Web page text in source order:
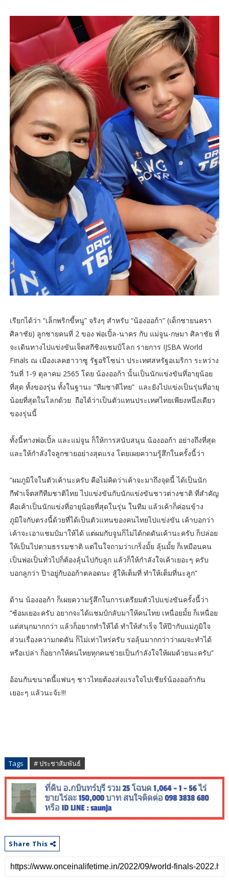
เรียกได้ว่า “เล็กพริกขี้หนู” จริงๆ สำหรับ “น้องออก้า” (เด็กชายนครา
ศิลาชัย) ลูกชายคนที่ 2 ของ พ่อเปิ้ล-นาคร กับ แม่จูน-กษมา ศิลาชัย ที่
จะเดินทางไปแข่งขันเจ็ตสกีชิงแชมป์โลก รายการ IJSBA World
Finals ณ เมืองเลคฮาวาซู รัฐอริโซน่า ประเทศสหรัฐอเมริกา ระหว่าง
วันที่ 1-9 ตุลาคม 2565 โดย น้องออก้า นั้นเป็นนักแข่งขันที่อายุน้อย
ที่สุด ทั้งของรุ่น ทั้งในฐานะ “ทีมชาติไทย” และยังไปแข่งเป็นรุ่นที่อายุ
น้อยที่สุดในโลกด้วย ถือได้ว่าเป็นตัวแทนประเทศไทยเพียงหนึ่งเดียว
ของรุ่นนี้
ทั้งนี้ทางพ่อเปิ้ล และแม่จูน ก็ให้การสนับสนุน น้องออก้า อย่างถึงที่สุด
และให้กำลังใจลูกชายอย่างสุดแรง โดยเผยความรู้สึกในครั้งนี้ว่า
“ผมภูมิใจในตัวเค้านะครับ คือไม่คิดว่าเค้าจะมาถึงจุดนี้ ได้เป็นนัก
กีฬาเจ็ตสกีทีมชาติไทย ไปแข่งขันกับนักแข่งขันชาวต่างชาติ ที่สำคัญ
คือเค้าเป็นนักแข่งที่อายุน้อยที่สุดในรุ่น ในทีม แล้วเค้าก็ค่อนข้าง
ภูมิใจกับตรงนี้ด้วยที่ได้เป็นตัวแทนของคนไทยไปแข่งขัน เค้าบอกว่า
เค้าจะเอาแชมป์มาให้ได้ แต่ผมกับจูนก็ไม่ได้กดดันเค้านะครับ ก็ปล่อย
ให้เป็นไปตามธรรมชาติ แต่ในใจถามว่าเกร็งมั้ย ลุ้นมั้ย ก็เหมือนคน
เป็นพ่อเป็นทั่วไปก็ต้องลุ้นไปกับลูก แล้วก็ให้กำลังใจเค้าเยอะๆ ครับ
บอกลูกว่า ป๊าอยู่กับออก้าตลอดนะ สู้ให้เต็มที่ ทำให้เต็มที่นะลูก”
ด้าน น้องออก้า ก็เผยความรู้สึกในการเตรียมตัวไปแข่งขันครั้งนี้ว่า
“ซ้อมเยอะครับ อยากจะได้แชมป์กลับมาให้คนไทย เหนื่อยมั้ย ก็เหนื่อย
แต่สนุกมากกว่า แล้วก็อยากทำให้ได้ ทำให้สำเร็จ ให้ป๊ากับแม่ภูมิใจ
ส่วนเรื่องความกดดัน ก็ไม่เท่าไหร่ครับ รอลุ้นมากกว่าว่าผมจะทำได้
หรือเปล่า ก็อยากให้คนไทยทุกคนช่วยเป็นกำลังใจให้ผมด้วยนะครับ”
อ้อนกันขนาดนี้แฟนๆ ชาวไทยต้องส่งแรงใจไปเชียร์น้องออก้ากัน
เยอะๆ แล้วนะจ้ะ!!!
Tags # ประชาสัมพันธ์
Share This